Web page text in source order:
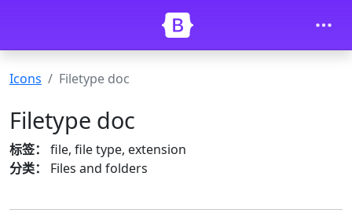
Icons Filetype doc
Filetype doc
标签：
file, file type, extension
分类：
Files and folders